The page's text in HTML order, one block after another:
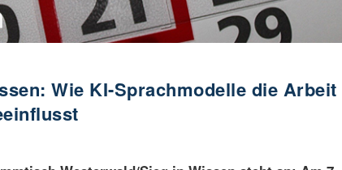
Wie KI-Sprachmodelle die Arbeit